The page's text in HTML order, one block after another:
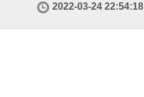
2022-03-24 22:54:18